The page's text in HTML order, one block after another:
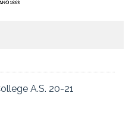
A.S. 20-21